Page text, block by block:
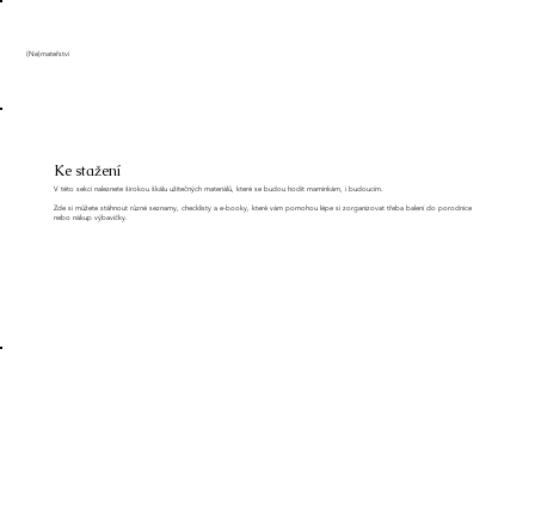
(Ne)mateřství
Ke stažení
V této sekci naleznete širokou škálu užitečných materiálů, které se budou hodit maminkám, i budoucím.
Zde si můžete stáhnout různé seznamy, checklisty a e-booky, které vám pomohou lépe si zorganizovat třeba balení do porodnice
nebo nákup výbavičky.